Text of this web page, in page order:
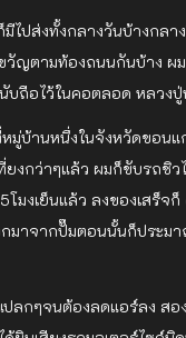
มีไปส่งทั้งกลางวันบ้างกล
วัญตามท้องถนนกันบ้าง
ถือไว้ในคอตลอด หลวงปู่
มู่บ้านหนึ่งในจังหวัดขอนแ
งกว่าๆแล้ว ผมก็ขับรถชิว
โมงเย็นแล้ว ลงของเสร็
าจากปั๊มตอนนั้นก็ประม
ลกๆจนต้องลดแอร์ลง ส